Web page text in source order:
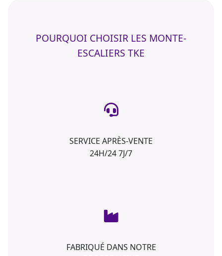
POURQUOI CHOISIR LES MONTE-
ESCALIERS TKE
SERVICE APRÈS-VENTE
24H/24 7J/7
FABRIQUÉ DANS NOTRE